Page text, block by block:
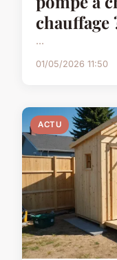
chauffage
...
01/05/2026 11:50
ACTU